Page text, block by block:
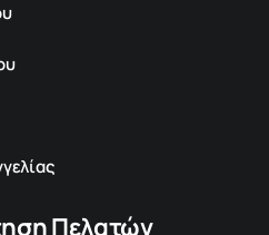
Πελατών